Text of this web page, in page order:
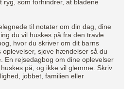
ryg, som forhindrer, at bladene
til notater om din dag, dine
du vil huskes på fra den travle
hvor du skriver om dit barns
sjove hændelser så du
En rejsedagbog om dine oplevelser
på, og ikke vil glemme. Skriv
jobbet, familien eller